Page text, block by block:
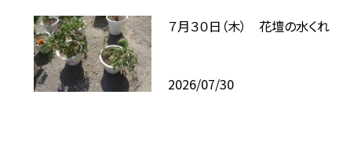
７月３０日（木） 花壇の水くれ
2026/07/30